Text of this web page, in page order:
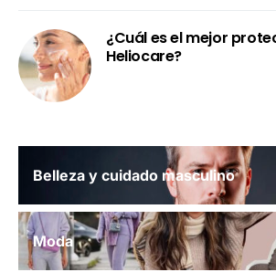
¿Cuál es el mejor
Heliocare?
Belleza y cuidado masculino
Moda